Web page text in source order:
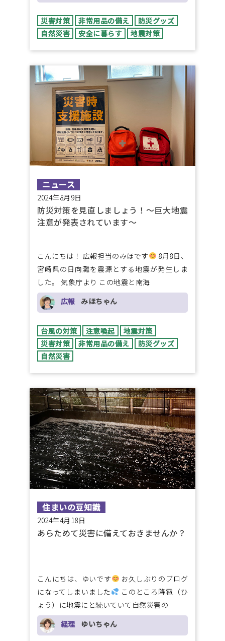
災害対策 非常用品の備え
防災グッズ
自然災害
安全に暮らす 地震対策
ニュース
2024年8月9日
防災対策を見直しましょう！～巨大地震
注意が発表されています～
こんにちは！ 広報担当のみほです
8月8日、
宮崎県の日向灘を震源とする地震が発生しま
した。 気象庁より この地震と南海
広報
みほちゃん
台風の対策 注意喚起
地震対策
災害対策
非常用品の備え
防災グッズ
自然災害
住まいの豆知識
2024年4月18日
あらためて災害に備えておきませんか？
こんにちは、ゆいです
お久しぶりのブログ
になってしまいました
このところ降雹（ひ
ょう）に地震にと続いていて自然災害の
経理
ゆいちゃん